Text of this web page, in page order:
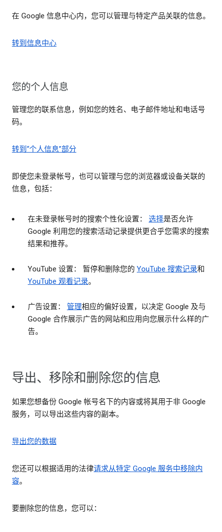
在 Google 信息中心内，您可以管理与特定产品关联的信息。
转到信息中心
您的个人信息
管理您的联系信息，例如您的姓名、电子邮件地址和电话号
码。
转到“个人信息”部分
即使您未登录帐号，也可以管理与您的浏览器或设备关联的
信息，包括：
在未登录帐号时的搜索个性化设置： 选择是否允许
Google 利用您的搜索活动记录提供更合乎您需求的搜索
结果和推荐。
YouTube 设置： 暂停和删除您的 YouTube 搜索记录和
YouTube 观看记录。
广告设置： 管理相应的偏好设置，以决定 Google 及与
Google 合作展示广告的网站和应用向您展示什么样的广
告。
导出、移除和删除您的信息
如果您想备份 Google 帐号名下的内容或将其用于非 Google
服务，可以导出这些内容的副本。
导出您的数据
您还可以根据适用的法律请求从特定 Google 服务中移除内
容。
要删除您的信息，您可以：